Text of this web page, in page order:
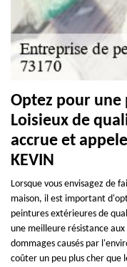
Optez pour
Loisieux de
accrue et
KEVIN
Lorsque vous envisagez de
maison, il est important
peintures extérieures de
une meilleure résistance
dommages causés par
coûter un peu plus cher que